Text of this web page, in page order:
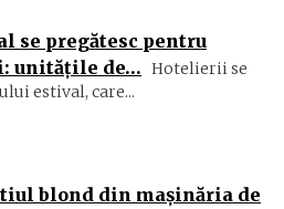
se pregătesc pentru
unităţile de… Hotelierii se
estival, care...
blond din mașinăria de